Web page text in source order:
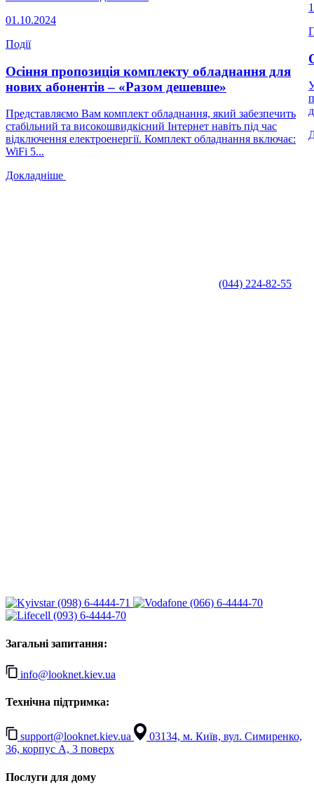
01.10.2024
Події
Осіння пропозиція комплекту обладнання для
нових абонентів – «Разом дешевше»
Представляємо Вам комплект обладнання, який забезпечить
стабільний та високошвидкісний Інтернет навіть під час
відключення електроенергії. Комплект обладнання включає:
WiFi 5...
Докладніше
(044) 224-82-55
(098) 6-4444-71
(066) 6-4444-70
(093) 6-4444-70
Загальні запитання:
info@looknet.kiev.ua
Технічна підтримка:
support@looknet.kiev.ua
03134, м. Київ, вул. Симиренко,
36, корпус А, 3 поверх
Послуги для дому